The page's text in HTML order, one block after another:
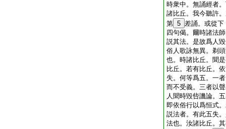
時衆中。無誦經者
諸比丘。我今聽許
第 5 差誦。或從下
四句偈。爾時諸法
説其法。是故爲人
俗人歌詠無異。剃
也。時諸比丘。聞
比丘。若有比丘。
失。何等爲五。一
而不受義。三者以
人聞時毀呰譏論。
即依俗行以爲恒式
説法者。有此五失
法也。汝諸比丘。